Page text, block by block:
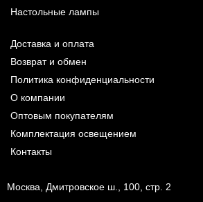
Настольные лампы
Доставка и оплата
Возврат и обмен
Политика конфиденциальности
О компании
Оптовым покупателям
Комплектация освещением
Контакты
Москва, Дмитровское ш., 100, стр. 2